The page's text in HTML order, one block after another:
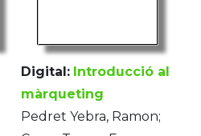
Digital: Introducció al
màrqueting
Pedret Yebra, Ramon;